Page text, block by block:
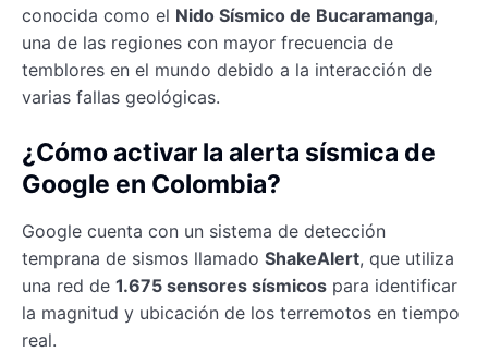
conocida como el Nido Sísmico de Bucaramanga,
una de las regiones con mayor frecuencia de
temblores en el mundo debido a la interacción de
varias fallas geológicas.
¿Cómo activar la alerta sísmica de
Google en Colombia?
Google cuenta con un sistema de detección
temprana de sismos llamado ShakeAlert, que utiliza
una red de 1.675 sensores sísmicos para identificar
la magnitud y ubicación de los terremotos en tiempo
real.